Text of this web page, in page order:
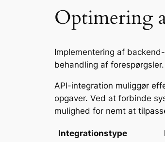
Optimering
Implementering af
behandling af
API-integration muliggør
opgaver. Ved at forbinde
mulighed for nemt at
Integrationstype